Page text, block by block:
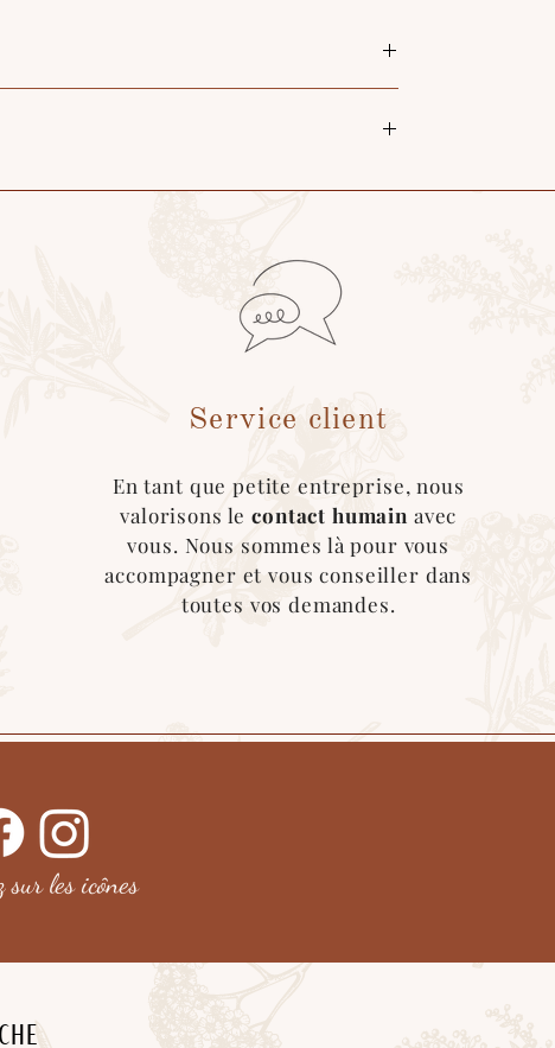
trouvé sur l'application, merci de nous
Service client
En tant que petite entreprise, nous
valorisons lecontact humain avec
vous. Nous sommes là pour vous
accompagner et vous conseiller dans
toutes vos demandes.
sur lesicônes